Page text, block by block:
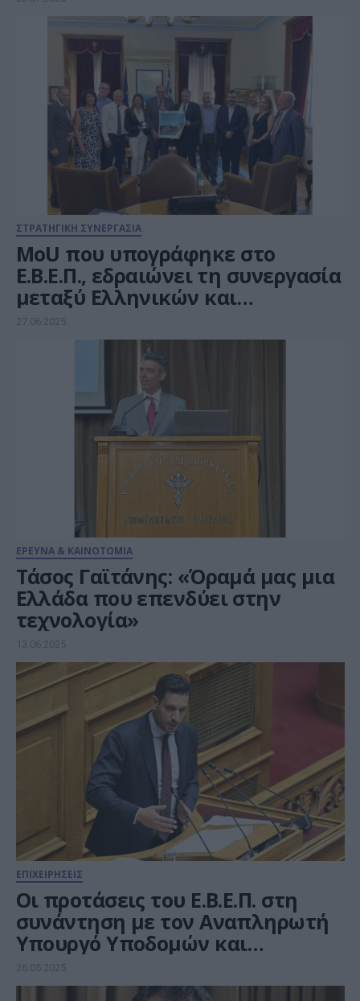
ΣΤΡΑΤΗΓΙΚΗ ΣΥΝΕΡΓΑΣΙΑ
MoU που υπογράφηκε στο
Ε.Β.Ε.Π., εδραιώνει τη συνεργασία
μεταξύ Ελληνικών και
Μεξικανικών επιχειρήσεων
27.06.2025
ΕΡΕΥΝΑ & ΚΑΙΝΟΤΟΜΙΑ
Τάσος Γαϊτάνης: «Όραμά μας μια
Ελλάδα που επενδύει στην
τεχνολογία»
13.06.2025
ΕΠΙΧΕΙΡΗΣΕΙΣ
Οι προτάσεις του Ε.Β.Ε.Π. στη
συνάντηση με τον Αναπληρωτή
Υπουργό Υποδομών και
Μεταφορών, Κωνσταντίνο
Κυρανάκη
26.05.2025